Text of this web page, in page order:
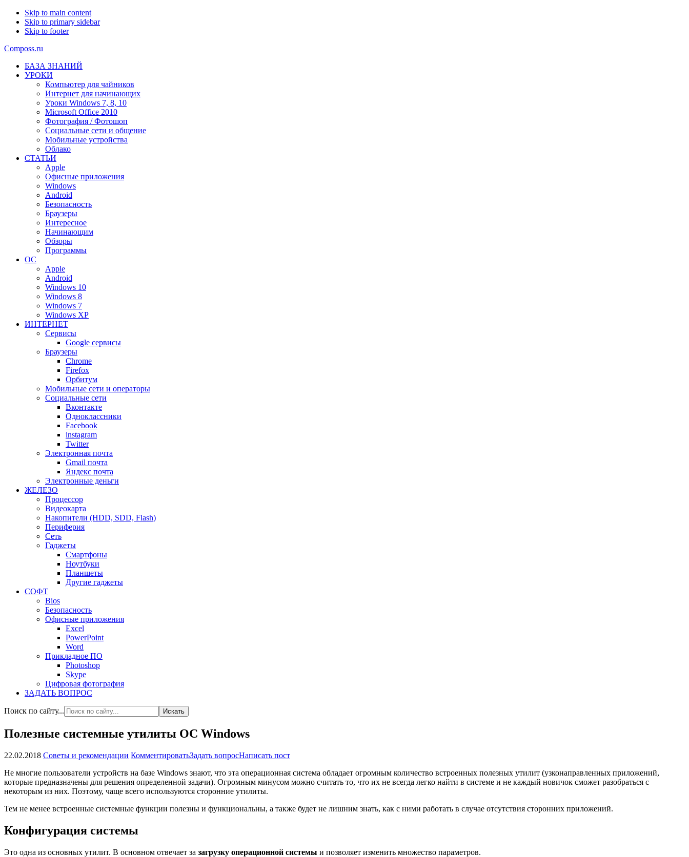
Skip to main content
Skip to primary sidebar
Skip to footer
Composs.ru
БАЗА ЗНАНИЙ
УРОКИ
Компьютер для чайников
Интернет для начинающих
Уроки Windows 7, 8, 10
Microsoft Office 2010
Фотография / Фотошоп
Социальные сети и общение
Мобильные устройства
Облако
СТАТЬИ
Apple
Офисные приложения
Windows
Android
Безопасность
Браузеры
Интересное
Начинающим
Обзоры
Программы
ОС
Apple
Android
Windows 10
Windows 8
Windows 7
Windows XP
ИНТЕРНЕТ
Сервисы
Google сервисы
Браузеры
Chrome
Firefox
Орбитум
Мобильные сети и операторы
Социальные сети
Вконтакте
Одноклассники
Facebook
instagram
Twitter
Электронная почта
Gmail почта
Яндекс почта
Электронные деньги
ЖЕЛЕЗО
Процессор
Видеокарта
Накопители (HDD, SDD, Flash)
Периферия
Сеть
Гаджеты
Смартфоны
Ноутбуки
Планшеты
Другие гаджеты
СОФТ
Bios
Безопасность
Офисные приложения
Excel
PowerPoint
Word
Прикладное ПО
Photoshop
Skype
Цифровая фотография
ЗАДАТЬ ВОПРОС
Поиск по сайту...
Полезные системные утилиты ОС Windows
22.02.2018 Советы и рекомендации КомментироватьЗадать вопросНаписать пост
Не многие пользователи устройств на базе Windows знают, что эта операционная система обладает огромным количество встроенных полезных утилит (узконаправленных приложений,
которые предназначены для решения определенной задачи). Огромным минусом можно считать то, что их не всегда легко найти в системе и не каждый новичок сможет разобраться с
некоторым из них. Поэтому, чаще всего используются сторонние утилиты.
Тем не менее встроенные системные функции полезны и функциональны, а также будет не лишним знать, как с ними работать в случае отсутствия сторонних приложений.
Конфигурация системы
Это одна из основных утилит. В основном отвечает за загрузку операционной системы и позволяет изменить множество параметров.